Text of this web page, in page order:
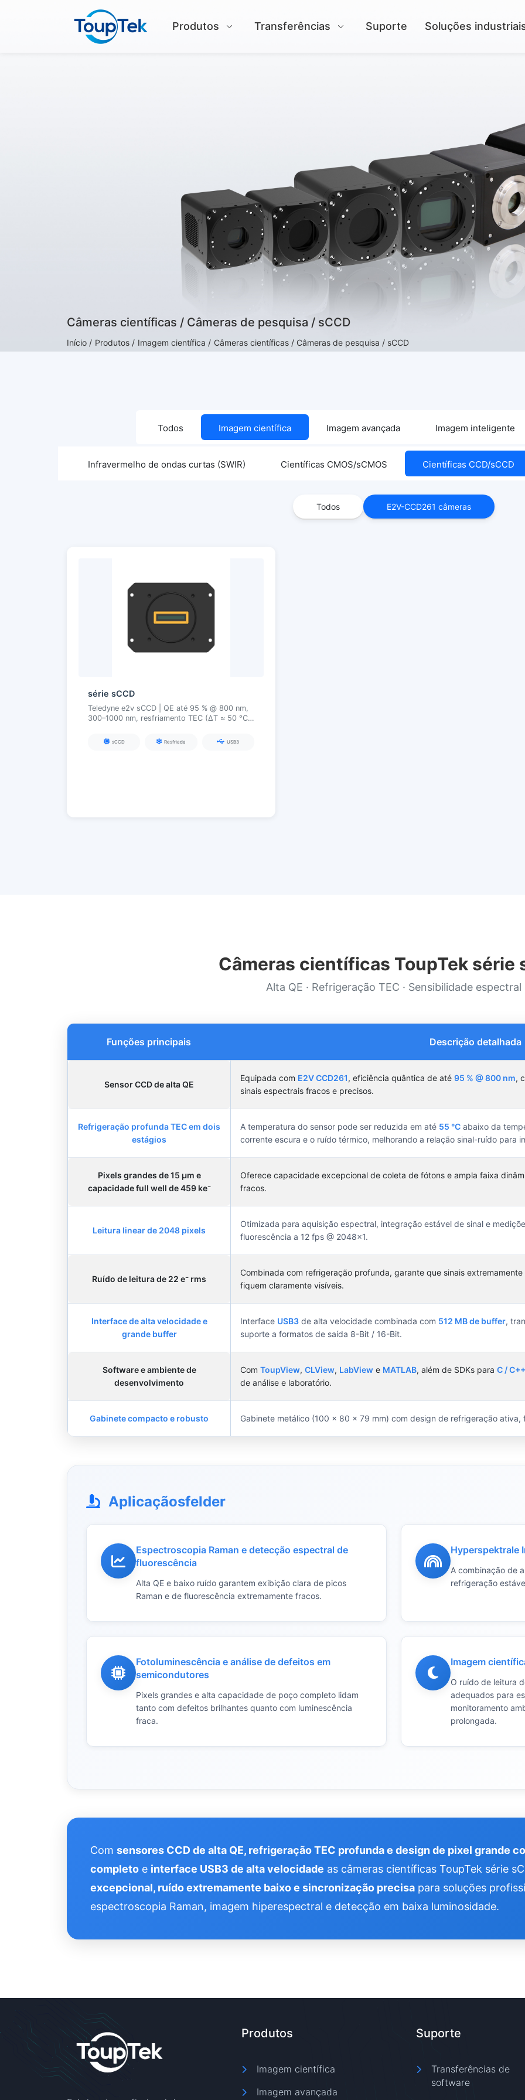
Produtos Transferências Suporte Soluções
Câmeras científicas / Câmeras de pesquisa / sCCD
Início / Produtos / Imagem científica / Câmeras científicas / Câmeras de pesquisa / sCCD
Todos Imagem científica Imagem avançada Imagem inteligente
Infravermelho de ondas curtas (SWIR) Científicas CMOS/sCMOS Científicas CCD/sCCD
Todos E2V-CCD261 câmeras
série sCCD
Teledyne e2v sCCD | QE até 95 % @ 800 nm,
300–1000 nm, resfriamento TEC (ΔT ≈ 50 °C),
hiperespectrais
sCCD Resfriada USB3
Câmeras científicas ToupTek série
Alta QE · Refrigeração TEC · Sensibilidade espectral
Funções principais Descrição detalhada
Sensor CCD de alta QE
Equipada com E2V CCD261, eficiência quântica de até 95 % @ 800 nm,
sinais espectrais fracos e precisos.
Refrigeração profunda TEC em dois
estágios
A temperatura do sensor pode ser reduzida em até 55 °C abaixo da
corrente escura e o ruído térmico, melhorando a relação sinal-ruído para
Pixels grandes de 15 µm e
capacidade full well de 459 ke⁻
Oferece capacidade excepcional de coleta de fótons e ampla faixa
fracos.
Leitura linear de 2048 pixels
Otimizada para aquisição espectral, integração estável de sinal e
fluorescência a 12 fps @ 2048×1.
Ruído de leitura de 22 e⁻ rms
Combinada com refrigeração profunda, garante que sinais
fiquem claramente visíveis.
Interface de alta velocidade e
grande buffer
Interface USB3 de alta velocidade combinada com 512 MB de buffer,
suporte a formatos de saída 8-Bit / 16-Bit.
Software e ambiente de
desenvolvimento
Com ToupView, CLView, LabView e MATLAB, além de SDKs para C /
de análise e laboratório.
Gabinete compacto e robusto Gabinete metálico (100 × 80 × 79 mm) com design de refrigeração
Aplicaçãosfelder
Espectroscopia Raman e detecção espectral de
fluorescência
Alta QE e baixo ruído garantem exibição clara de picos
Raman e de fluorescência extremamente fracos.
Hyperspektrale
A combinação de
refrigeração
Fotoluminescência e análise de defeitos em
semicondutores
Pixels grandes e alta capacidade de poço completo lidam
tanto com defeitos brilhantes quanto com luminescência
fraca.
Imagem
O ruído de leitura
adequados para
monitoramento
prolongada.
Com sensores CCD de alta QE, refrigeração TEC profunda e design de pixel grande
completo e interface USB3 de alta velocidade as câmeras científicas ToupTek série
excepcional, ruído extremamente baixo e sincronização precisa para soluções
espectroscopia Raman, imagem hiperespectral e detecção em baixa luminosidade.
Produtos
Imagem científica
Imagem avançada
Suporte
Transferências de
software